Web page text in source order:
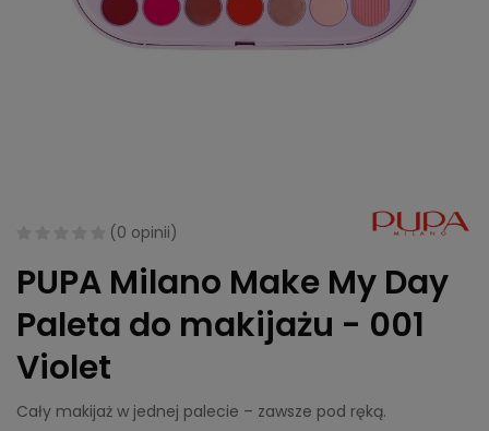
(0 opinii)
PUPA Milano Make My Day
Paleta do makijażu - 001
Violet
Cały makijaż w jednej palecie – zawsze pod ręką.